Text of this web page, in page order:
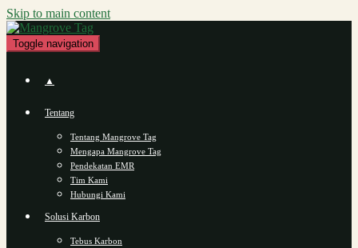
Skip to main content
Toggle navigation
▲
Tentang
Tentang Mangrove Tag
Mengapa Mangrove Tag
Pendekatan EMR
Tim Kami
Hubungi Kami
Solusi Karbon
Tebus Karbon